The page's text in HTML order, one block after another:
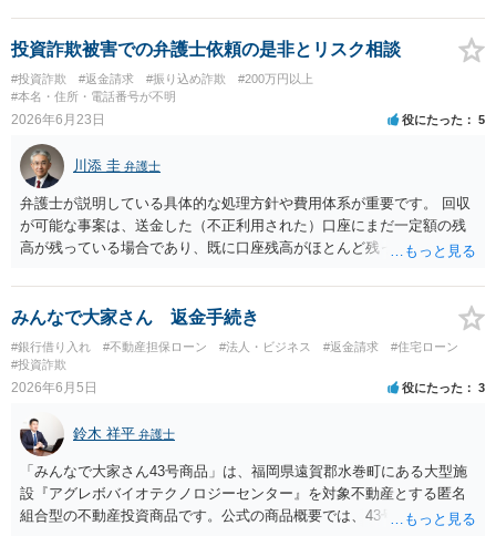
画面を見て貰いながらアドバイスう受けた方が確実です。
投資詐欺被害での弁護士依頼の是非とリスク相談
#投資詐欺 #返金請求 #振り込め詐欺
#200万円以上
#本名・住所・電話番号が不明
2026年6月23日 役にたった 5
川添 圭 弁護士
弁護士が説明している具体的な処理方針や費用体系が重要です。 回収
が可能な事案は、送金した（不正利用された）口座にまだ一定額の残
高が残っている場合であり、既に口座残高がほとんど残っていない場
判断するため、まず何よりも、送金先口座の口座凍結時の残高を把握
することが重要になります。振り込め詐欺救済法で口座凍結された口
座の残高はウェブサイトで公告されますが、公告までには口座凍結か
ら2か月程度かかることも多く、むしろその前に弁護士会照会を行って
口座開設者の氏名・住所・残高を把握し、残高がある場合にはすみや
ことが望ましい）ことになります。 残高が乏しい口座開設者に対して
は、幇助による共同不法行為責任を理由に内容証明郵便を送ったり提
訴したりすることが多いですが、金に困って口座を譲渡した人も多
く、そのような口座開設者には目ぼしい資産がありませんので、そこ
までやるかどうかの検討も必要になるでしょう。なお、近時は、副業
みんなで大家さん 返金手続き
#銀行借り入れ #不動産担保ローン #法人・ビジネス #返金請求
#住宅ローン
#投資詐欺
2026年6月5日 役にたった 3
鈴木 祥平 弁護士
「みんなで大家さん43号商品」は、福岡県遠賀郡水巻町にある大型施
設『アグレボバイオテクノロジーセンター』を対象不動産とする匿名
組合型の不動産投資商品です。公式の商品概要では、43号は想定利回